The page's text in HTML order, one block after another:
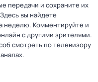
передачи и сохраните их
вы найдете
неделю. Комментируйте и
с другими зрителями.
смотреть по телевизору